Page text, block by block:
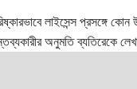
লাইসেন্স প্রসঙ্গে
অনুমতি ব্যতিরেকে